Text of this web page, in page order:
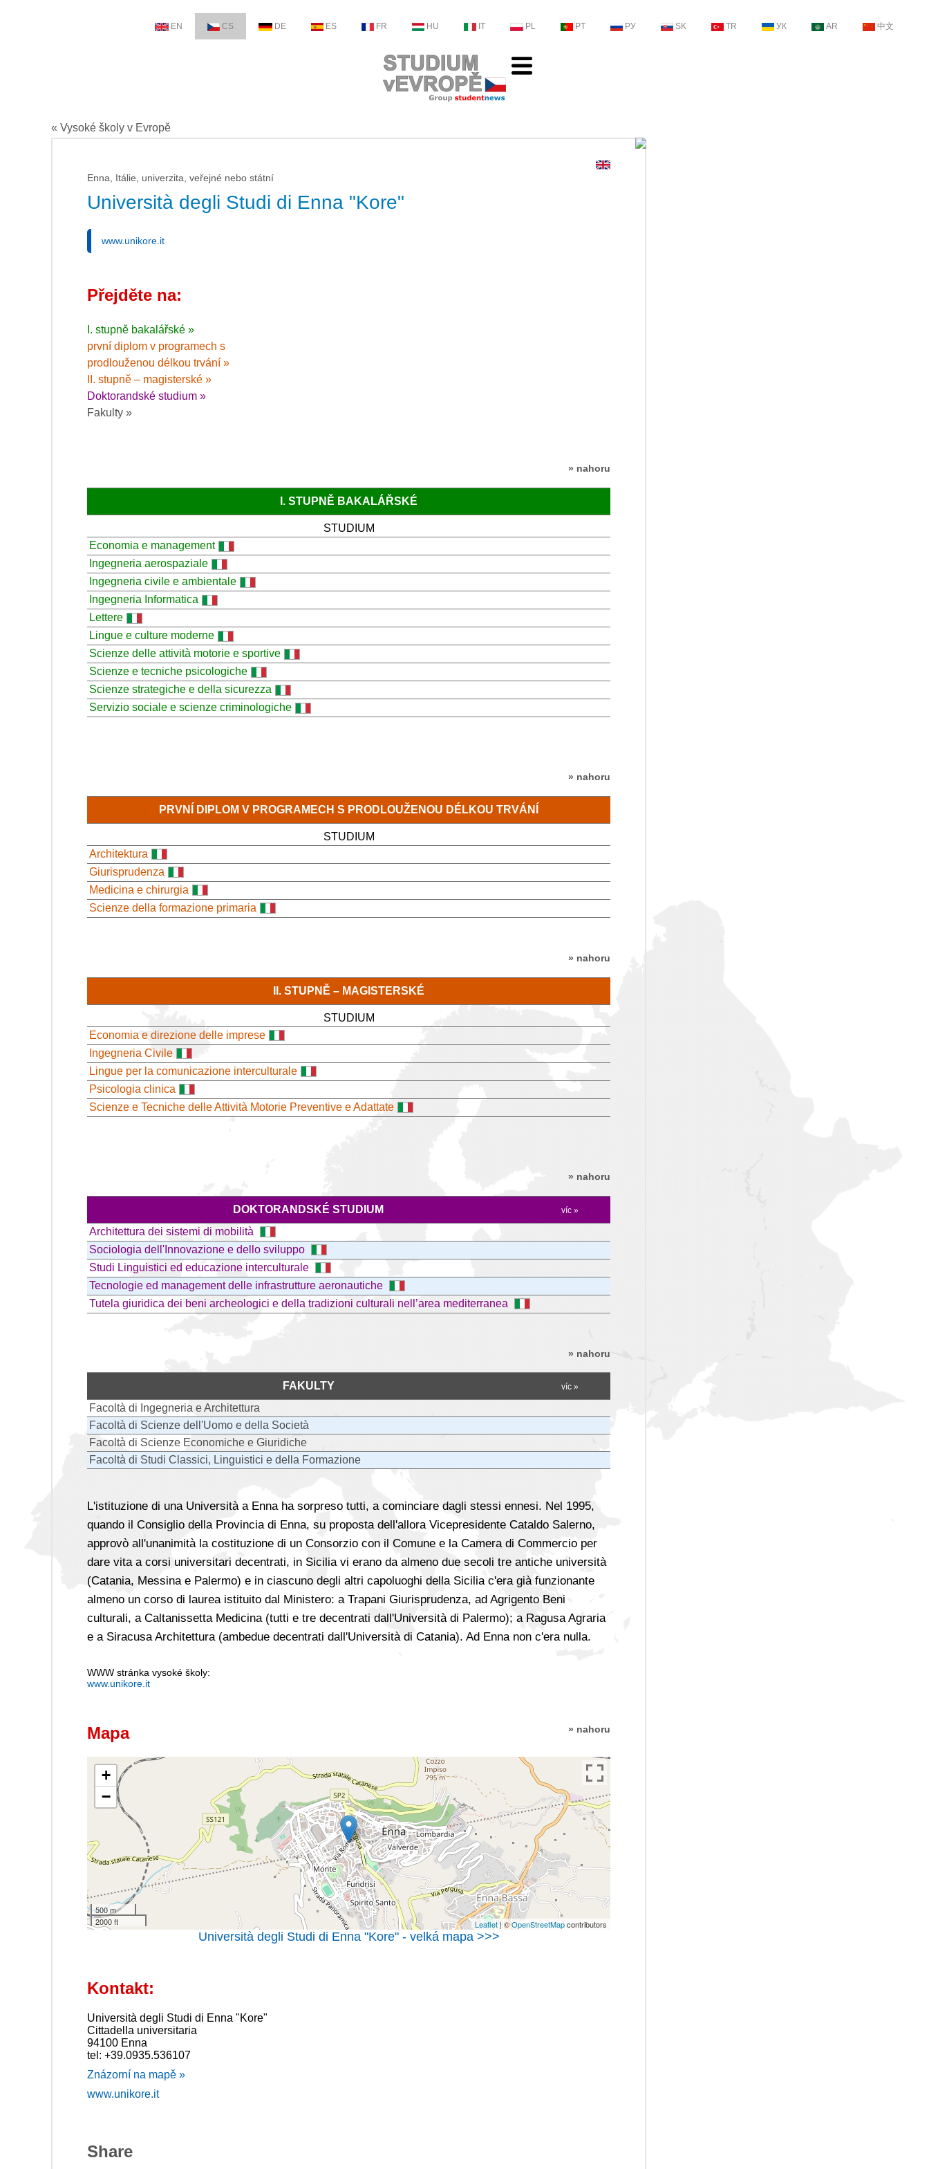
EN CS DE ES FR HU IT PL PT РУ SK TR УК AR 中文
« Vysoké školy v Evropě
Enna, Itálie, univerzita, veřejné nebo státní
Università degli Studi di Enna "Kore"
www.unikore.it
Přejděte na:
I. stupně bakalářské »
první diplom v programech s
prodlouženou délkou trvání »
II. stupně – magisterské »
Doktorandské studium »
Fakulty »
» nahoru
I. STUPNĚ BAKALÁŘSKÉ
STUDIUM
Economia e management
Ingegneria aerospaziale
Ingegneria civile e ambientale
Ingegneria Informatica
Lettere
Lingue e culture moderne
Scienze delle attività motorie e sportive
Scienze e tecniche psicologiche
Scienze strategiche e della sicurezza
Servizio sociale e scienze criminologiche
» nahoru
PRVNÍ DIPLOM V PROGRAMECH S PRODLOUŽENOU DÉLKOU TRVÁNÍ
STUDIUM
Architektura
Giurisprudenza
Medicina e chirurgia
Scienze della formazione primaria
» nahoru
II. STUPNĚ – MAGISTERSKÉ
STUDIUM
Economia e direzione delle imprese
Ingegneria Civile
Lingue per la comunicazione interculturale
Psicologia clinica
Scienze e Tecniche delle Attività Motorie Preventive e Adattate
» nahoru
DOKTORANDSKÉ STUDIUM víc »
Architettura dei sistemi di mobilità
Sociologia dell'Innovazione e dello sviluppo
Studi Linguistici ed educazione interculturale
Tecnologie ed management delle infrastrutture aeronautiche
Tutela giuridica dei beni archeologici e della tradizioni culturali nell’area mediterranea
» nahoru
FAKULTY víc »
Facoltà di Ingegneria e Architettura
Facoltà di Scienze dell'Uomo e della Società
Facoltà di Scienze Economiche e Giuridiche
Facoltà di Studi Classici, Linguistici e della Formazione
L'istituzione di una Università a Enna ha sorpreso tutti, a cominciare dagli stessi ennesi. Nel 1995,
quando il Consiglio della Provincia di Enna, su proposta dell'allora Vicepresidente Cataldo Salerno,
approvò all'unanimità la costituzione di un Consorzio con il Comune e la Camera di Commercio per
dare vita a corsi universitari decentrati, in Sicilia vi erano da almeno due secoli tre antiche università
(Catania, Messina e Palermo) e in ciascuno degli altri capoluoghi della Sicilia c'era già funzionante
almeno un corso di laurea istituito dal Ministero: a Trapani Giurisprudenza, ad Agrigento Beni
culturali, a Caltanissetta Medicina (tutti e tre decentrati dall'Università di Palermo); a Ragusa Agraria
e a Siracusa Architettura (ambedue decentrati dall'Università di Catania). Ad Enna non c'era nulla.
WWW stránka vysoké školy:
www.unikore.it
» nahoru
Mapa
+
−
500 m
2000 ft
Leaflet | ©OpenStreetMapcontributors
Università degli Studi di Enna "Kore" - velká mapa >>>
Kontakt:
Università degli Studi di Enna "Kore"
Cittadella universitaria
94100 Enna
tel: +39.0935.536107
Znázorní na mapě »
www.unikore.it
Share